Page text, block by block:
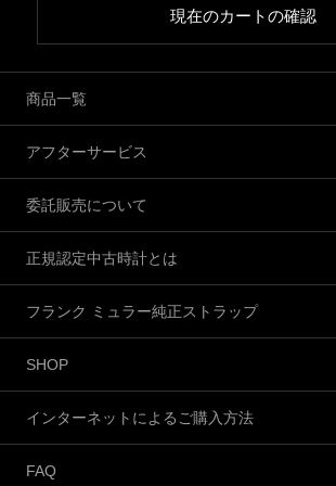
現在のカートの確認
商品一覧
アフターサービス
委託販売について
正規認定中古時計とは
フランク ミュラー純正ストラップ
SHOP
インターネットによるご購入方法
FAQ